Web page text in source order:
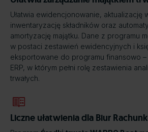
Ułatwia ewidencjonowanie, aktualizację
inwentaryzację składników oraz
amortyzację majątku. Dane z programu
w postaci zestawień ewidencyjnych i
eksportowane do programu finansowo –
ERP, w którym pełni rolę zestawienia
trwałych.
Liczne ułatwienia dla Biur